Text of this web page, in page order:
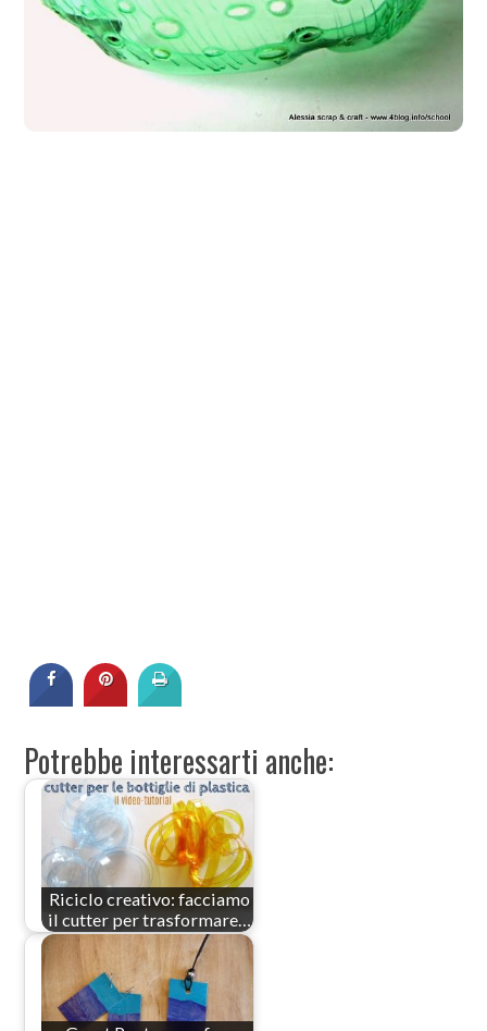
Potrebbe interessarti anche:
Riciclo creativo: facciamo
il cutter per trasformare…